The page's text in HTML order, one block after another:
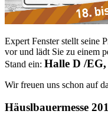
Expert Fenster stellt seine
vor und lädt Sie zu einem
Stand ein: Halle D /
Wir freuen uns schon auf
Häuslbauermesse